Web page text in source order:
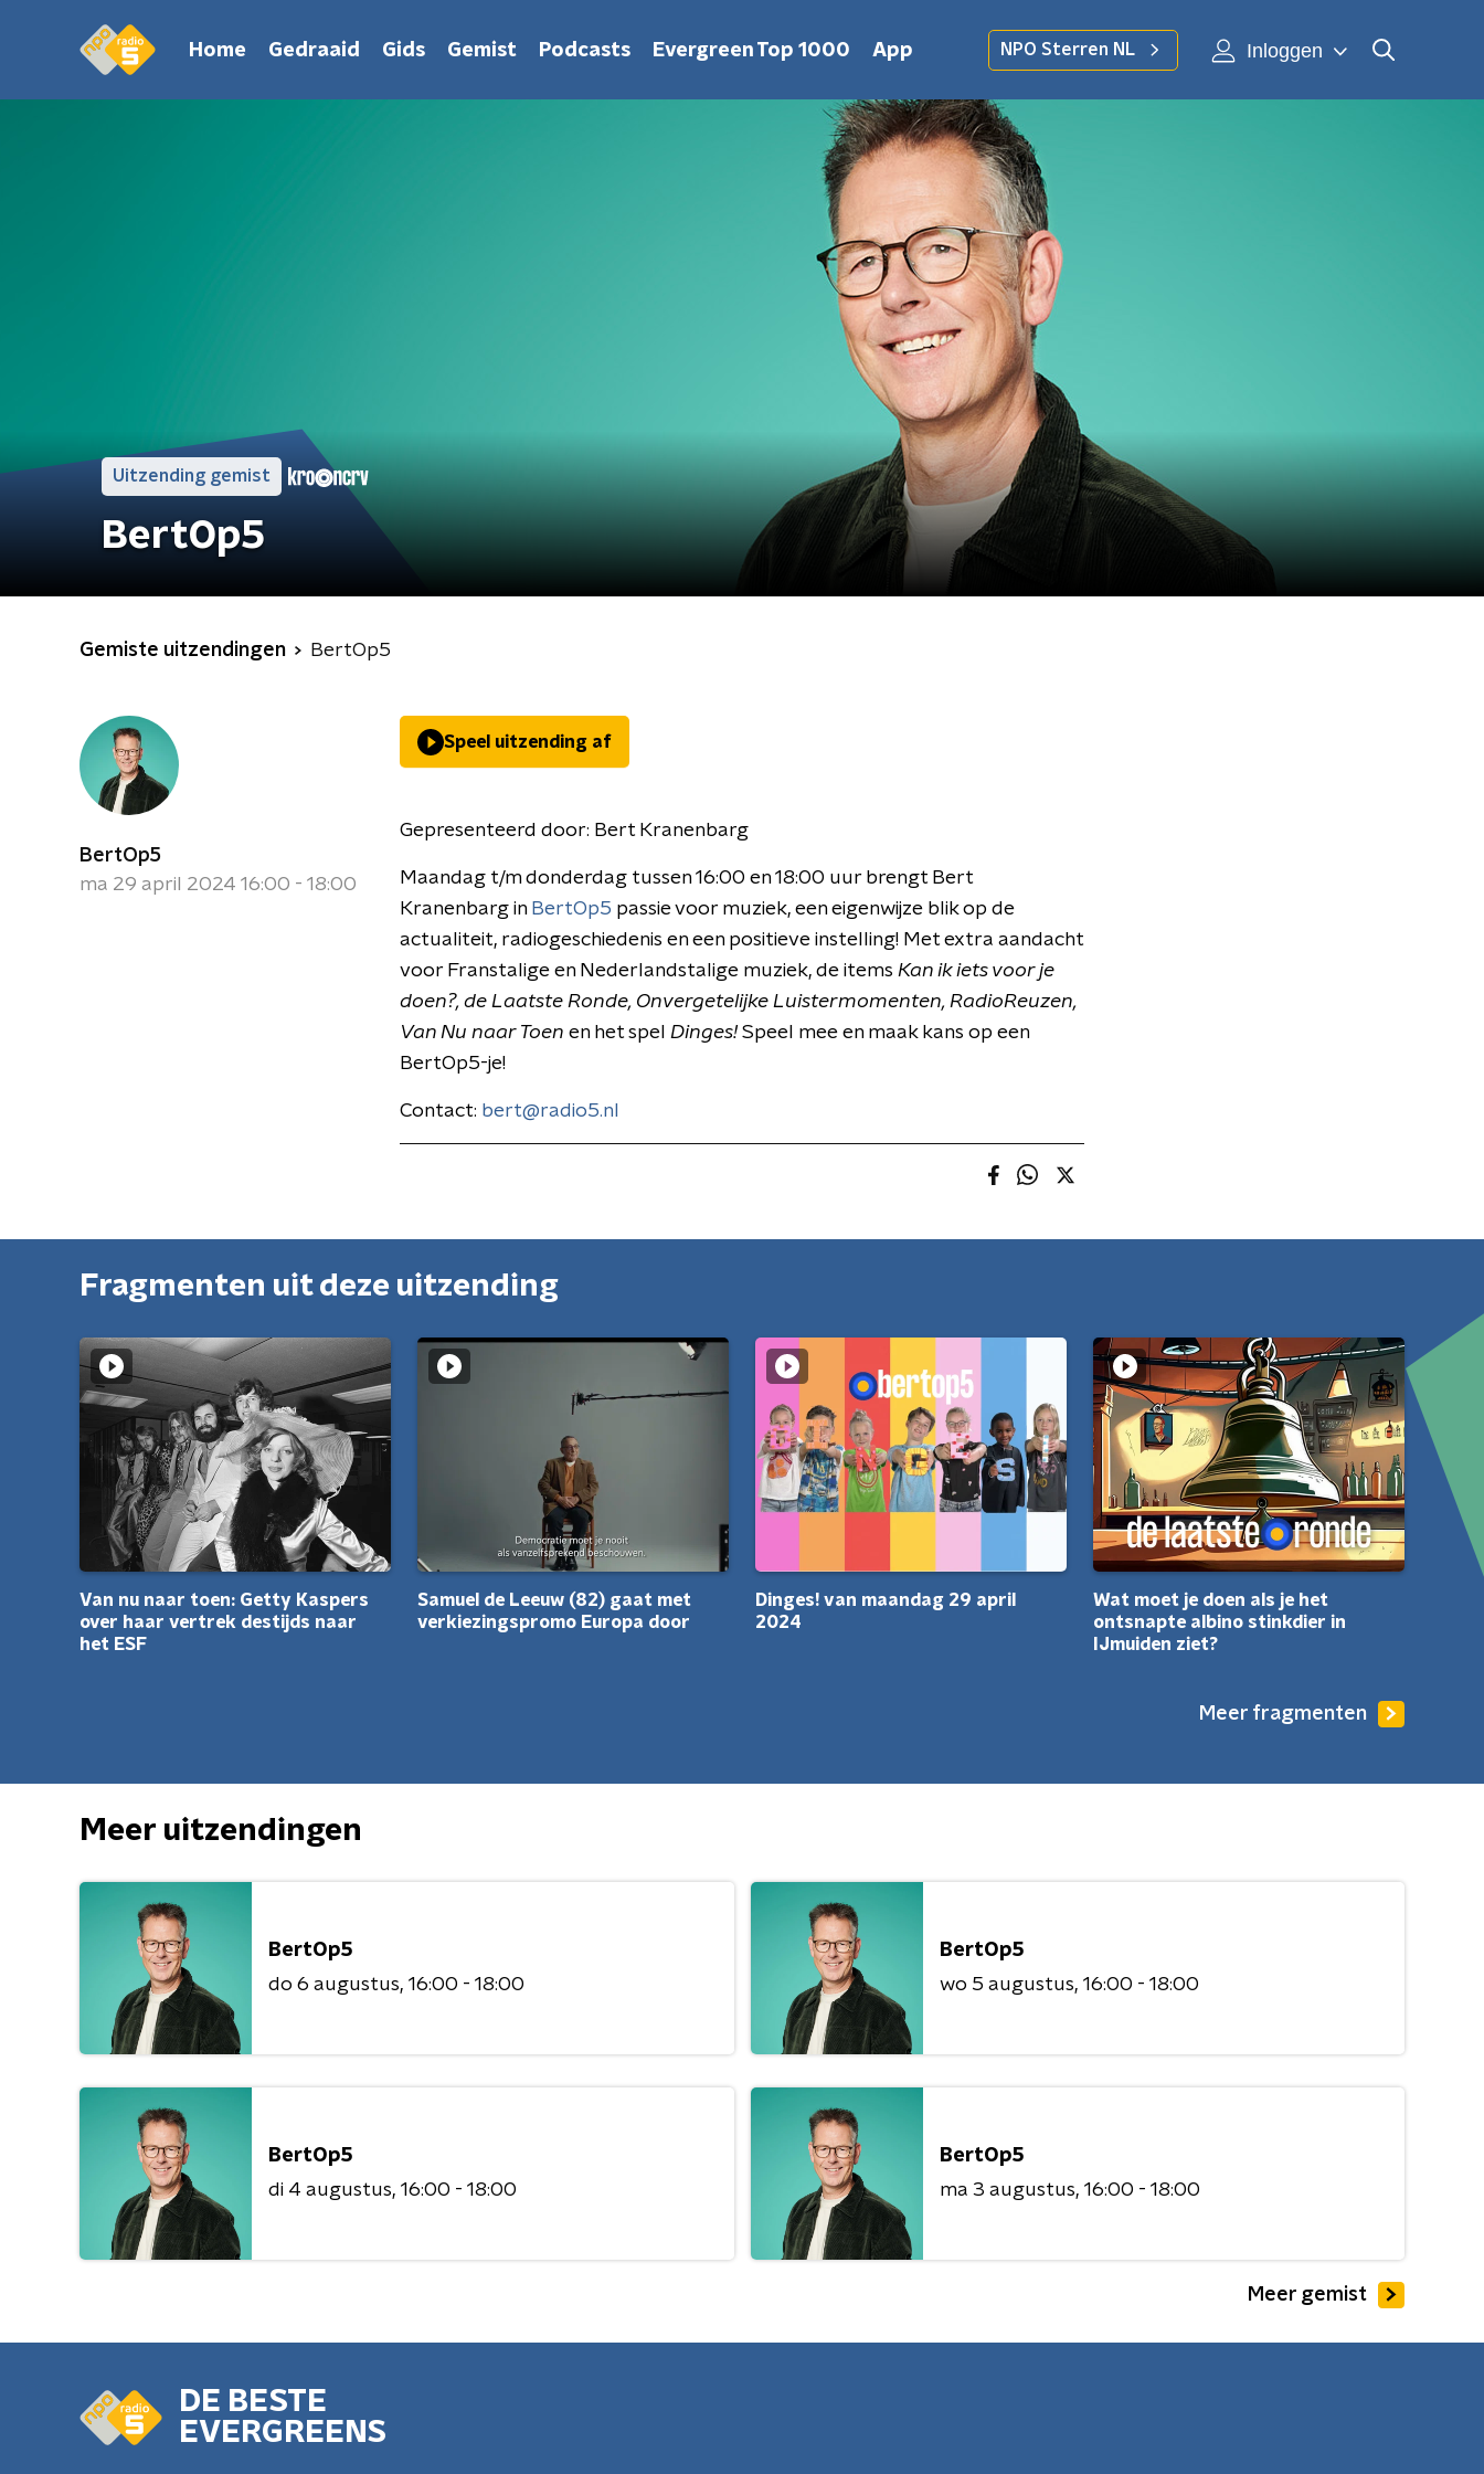
Home Gedraaid Gids Gemist Podcasts Evergreen Top 1000 App NPO Sterren NL Inloggen
Uitzending gemist
BertOp5
Gemiste uitzendingen BertOp5
BertOp5
ma 29 april 2024 16:00 - 18:00
Speel uitzending af
Gepresenteerd door: Bert Kranenbarg
Maandag t/m donderdag tussen 16:00 en 18:00 uur brengt Bert
Kranenbarg in BertOp5 passie voor muziek, een eigenwijze blik op de
actualiteit, radiogeschiedenis en een positieve instelling! Met extra aandacht
voor Franstalige en Nederlandstalige muziek, de items Kan ik iets voor je
doen?, de Laatste Ronde, Onvergetelijke Luistermomenten, RadioReuzen,
Van Nu naar Toen en het spel Dinges!Speel mee en maak kans op een
BertOp5-je!
Contact: bert@radio5.nl
Fragmenten uit deze uitzending
Van nu naar toen: Getty Kaspers
over haar vertrek destijds naar
het ESF
Samuel de Leeuw (82) gaat met
verkiezingspromo Europa door
Dinges! van maandag 29 april
2024
Wat moet je doen als je het
ontsnapte albino stinkdier in
IJmuiden ziet?
Meer fragmenten
Meer uitzendingen
BertOp5
do 6 augustus 16:00 - 18:00
BertOp5
wo 5 augustus 16:00 - 18:00
BertOp5
di 4 augustus 16:00 - 18:00
BertOp5
ma 3 augustus 16:00 - 18:00
Meer gemist
DE BESTE
EVERGREENS